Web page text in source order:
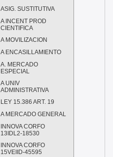
ASIG. SUSTITUTIVA
A INCENT PROD
CIENTIFICA
A MOVILIZACION
A ENCASILLAMIENTO
A. MERCADO
ESPECIAL
A UNIV
ADMINISTRATIVA
LEY 15.386 ART. 19
A MERCADO GENERAL
INNOVA CORFO
13IDL2-18530
INNOVA CORFO
15VEIID-45595